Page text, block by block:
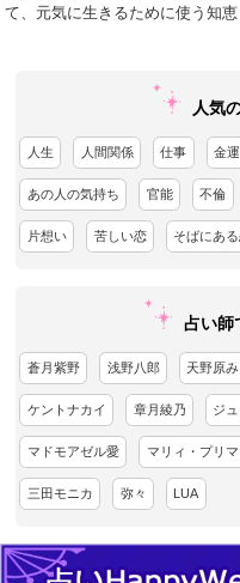
て、元気に生きるために使う知恵
人気
人生 人間関係 仕事 金運
あの人の気持ち 官能 不倫
片想い 苦しい恋 そばにあ
占い師
蒼月紫野 浅野八郎 天野原
ケントナカイ 章月綾乃 ジ
マドモアゼル愛 マリィ・プリ
三田モニカ 弥々 LUA